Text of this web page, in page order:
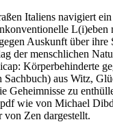
Italiens navigiert
L(i)eben
Auskunft über ihre
der menschlichen
Körperbehinderte
Sachbuch) aus Witz,
Geheimnisse zu
wie von Michael
von Zen dargestellt.